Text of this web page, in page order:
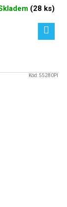
(28 ks)
Kód:55280PI